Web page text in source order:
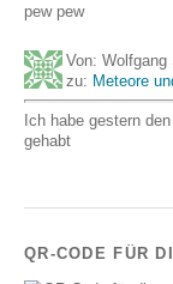
pew pew
Von: Wolfgang
zu: Meteore
Ich habe gestern
gehabt
QR-CODE FÜR